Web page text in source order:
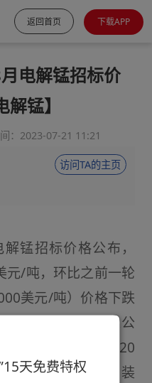
返回首页 下载APP
电解锰招标价
锰】
：2023-07-21 11:21
访问TA的主页
锰招标价格公布，
元/吨，环比之前一轮
美元/吨）价格下跌
，招标采购数量未公
日期)：2023年8月20
(重庆、宜昌等）装
天免费特权